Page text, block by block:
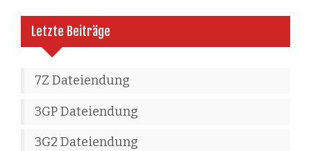
Letzte Beiträge
7Z Dateiendung
3GP Dateiendung
3G2 Dateiendung